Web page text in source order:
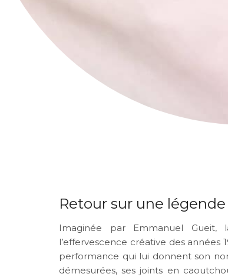
Retour sur une légende
Imaginée par Emmanuel
l’effervescence créative des années
performance qui lui donnent son
démesurées, ses joints en